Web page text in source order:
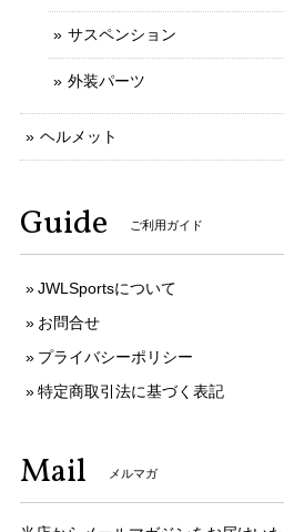
サスペンション
外装パーツ
ヘルメット
Guide ご利用ガイド
JWLSportsについて
お問合せ
プライバシーポリシー
特定商取引法に基づく表記
Mail メルマガ